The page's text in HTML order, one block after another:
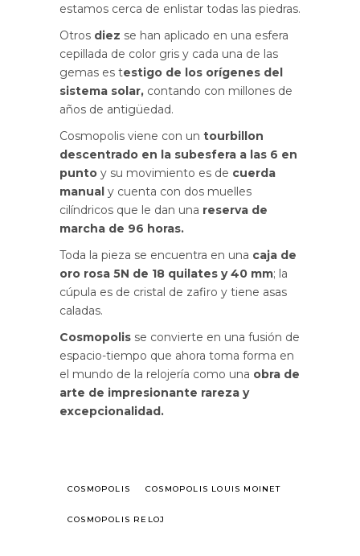
estamos cerca de enlistar todas las piedras.
Otros diez se han aplicado en una esfera
cepillada de color gris y cada una de las
gemas es testigo de los orígenes del
sistema solar, contando con millones de
años de antigüedad.
Cosmopolis viene con un tourbillon
descentrado en la subesfera a las 6 en
punto y su movimiento es de cuerda
manual y cuenta con dos muelles
cilíndricos que le dan una reserva de
marcha de 96 horas.
Toda la pieza se encuentra en una caja de
oro rosa 5N de 18 quilates y 40 mm; la
cúpula es de cristal de zafiro y tiene asas
caladas.
Cosmopolis se convierte en una fusión de
espacio-tiempo que ahora toma forma en
el mundo de la relojería como una obra de
arte de impresionante rareza y
excepcionalidad.
COSMOPOLIS COSMOPOLIS LOUIS MOINET
COSMOPOLIS RELOJ